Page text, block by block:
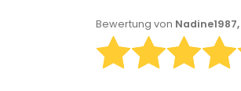
Bewertung von Nadine1987,